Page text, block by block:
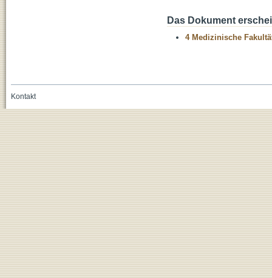
Das Dokument
4 Medizinische
Kontakt